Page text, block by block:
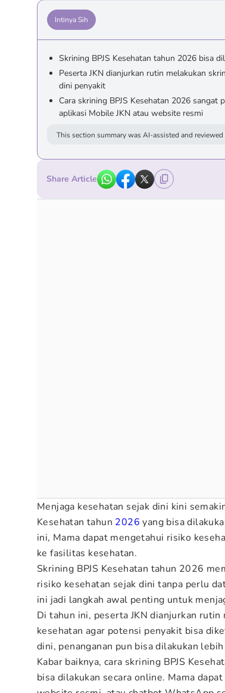
Intinya Sih
Skrining BPJS Kesehatan tahun 2026 bisa
Peserta JKN dianjurkan rutin melakukan
dini penyakit
Cara skrining BPJS Kesehatan 2026
aplikasi Mobile JKN atau website resmi
This section summary was AI-assisted and
Share Article
Menjaga kesehatan sejak dini kini
Kesehatan tahun 2026 yang bisa
ini, Mama dapat mengetahui risiko
ke fasilitas kesehatan.
Skrining BPJS Kesehatan tahun 2026
risiko kesehatan sejak dini tanpa perlu
ini jadi langkah awal penting untuk
Di tahun ini, peserta JKN dianjurkan
kesehatan agar potensi penyakit bisa
dini, penanganan pun bisa dilakukan
Kabar baiknya, cara skrining BPJS
bisa dilakukan secara online. Mama